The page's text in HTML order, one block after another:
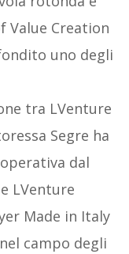
Value Creation
uno degli
tra LVenture
Segre ha
dal
LVenture
Made in Italy
campo degli